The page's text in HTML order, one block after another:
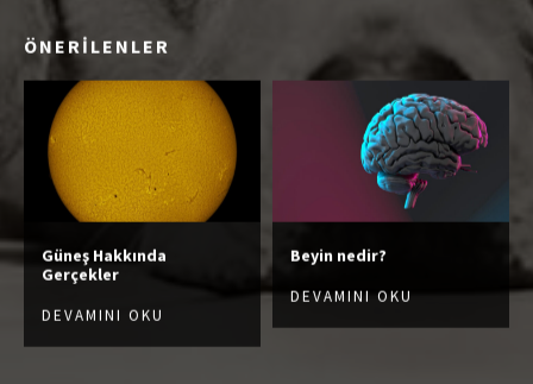
ÖNERİLENLER
Güneş Hakkında
Gerçekler
DEVAMINI OKU
Beyin nedir?
DEVAMINI OKU